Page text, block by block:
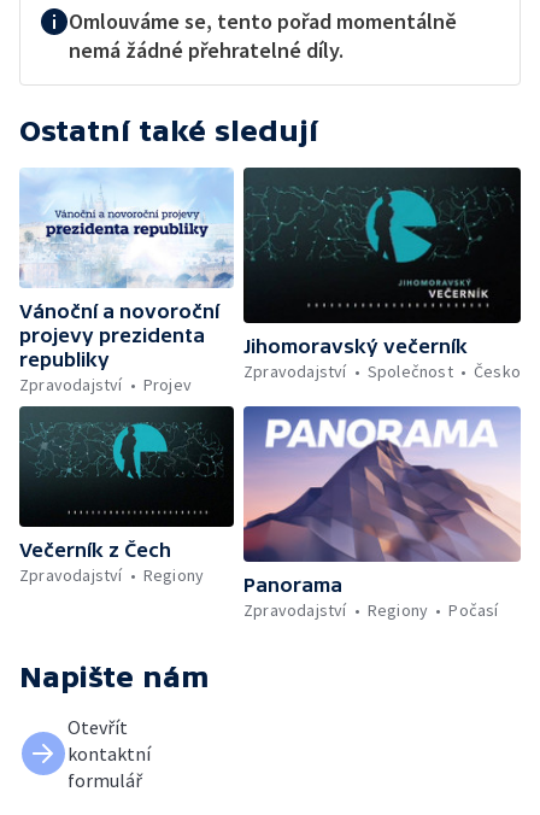
Omlouváme se, tento pořad momentálně
nemá žádné přehratelné díly.
Ostatní také sledují
Vánoční a novoroční
projevy prezidenta
republiky
Zpravodajství
Projev
Jihomoravský večerník
Zpravodajství
Společnost Česko
Večerník z Čech
Zpravodajství
Regiony
Panorama
Zpravodajství
Regiony Počasí
Napište nám
Otevřít
kontaktní
formulář